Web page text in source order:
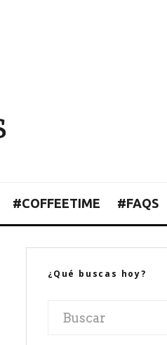
#COFFEETIME #FAQS
¿Qué buscas hoy?